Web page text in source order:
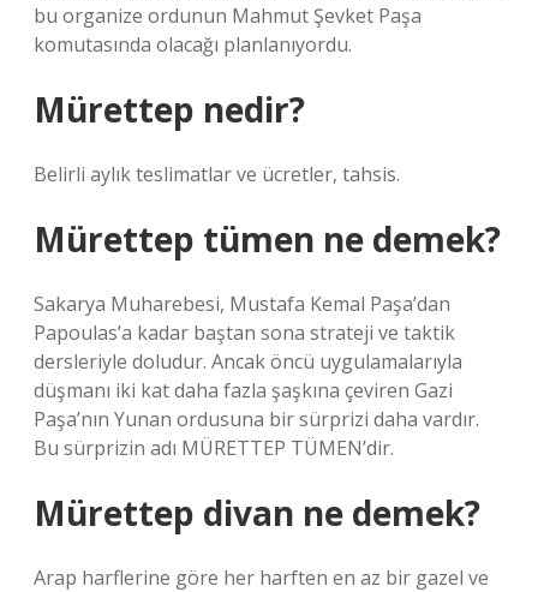
bu organize ordunun Mahmut Şevket Paşa
komutasında olacağı planlanıyordu.
Mürettep nedir?
Belirli aylık teslimatlar ve ücretler, tahsis.
Mürettep tümen ne demek?
Sakarya Muharebesi, Mustafa Kemal Paşa’dan
Papoulas’a kadar baştan sona strateji ve taktik
dersleriyle doludur. Ancak öncü uygulamalarıyla
düşmanı iki kat daha fazla şaşkına çeviren Gazi
Paşa’nın Yunan ordusuna bir sürprizi daha vardır.
Bu sürprizin adı MÜRETTEP TÜMEN’dir.
Mürettep divan ne demek?
Arap harflerine göre her harften en az bir gazel ve